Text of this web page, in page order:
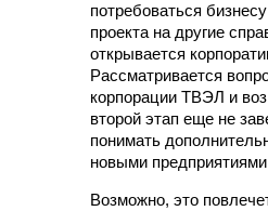
потребоваться
проекта на другие
открывается
Рассматривается
корпорации ТВЭЛ и
второй этап еще не
понимать
новыми
Возможно, это